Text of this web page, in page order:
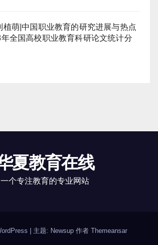
植萌|中国职业教育的研究进展与热点
全国高校职业教育科研论文统计分
夏教育在线
一个专注教育的专业网站
主题: Newsup 作者 Themeansar